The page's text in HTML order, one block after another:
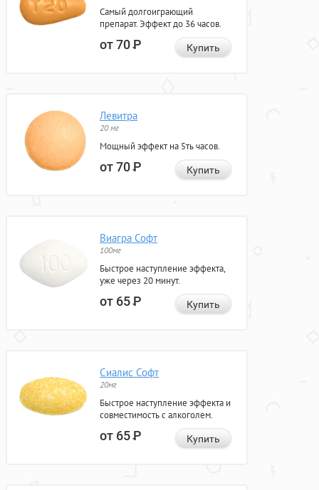
Самый долгоиграющий
препарат. Эффект до 36 часов.
от 70Р Купить
Левитра
20 мг
Мощный эффект на 5ть часов.
от 70Р Купить
Виагра Софт
100мг
Быстрое наступление эффекта,
уже через 20 минут.
от 65Р Купить
Сиалис Софт
20мг
Быстрое наступление эффекта и
совместимость с алкоголем.
от 65Р Купить